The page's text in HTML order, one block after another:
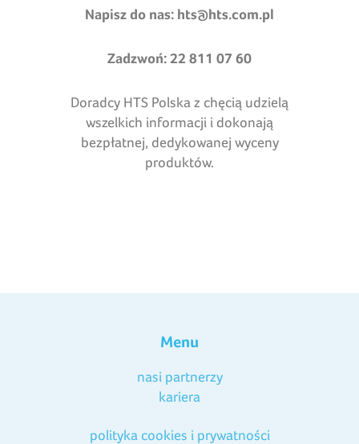
Napisz do nas: hts@hts.com.pl
Zadzwoń: 22 811 07 60
Doradcy HTS Polska z chęcią udzielą
wszelkich informacji i dokonają
bezpłatnej, dedykowanej wyceny
produktów.
Menu
nasi partnerzy
kariera
polityka cookies i prywatności